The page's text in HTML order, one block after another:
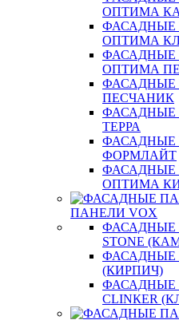
ОПТИМА
ФАСАДНЫЕ
ОПТИМА
ФАСАДНЫЕ
ОПТИМА
ФАСАДНЫЕ
ПЕСЧАНИК
ФАСАДНЫЕ
ТЕРРА
ФАСАДНЫЕ
ФОРМЛАЙТ
ФАСАДНЫЕ
ОПТИМА
ПАНЕЛИ VOX
ФАСАДНЫЕ
STONE
ФАСАДНЫЕ
(КИРПИЧ)
ФАСАДНЫЕ
CLINКER